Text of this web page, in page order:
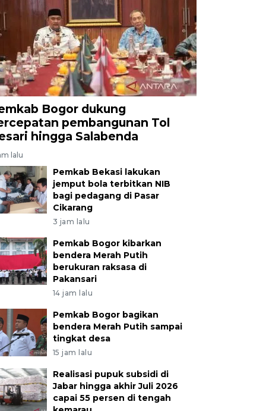
Bogor dukung
pembangunan Tol
hingga Salabenda
lalu
Pemkab Bekasi lakukan
jemput bola terbitkan NIB
bagi pedagang di Pasar
Cikarang
3 jam lalu
Pemkab Bogor kibarkan
bendera Merah Putih
berukuran raksasa di
Pakansari
14 jam lalu
Pemkab Bogor bagikan
bendera Merah Putih sampai
tingkat desa
15 jam lalu
Realisasi pupuk subsidi di
Jabar hingga akhir Juli 2026
capai 55 persen di tengah